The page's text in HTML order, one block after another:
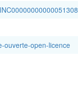
ouverte-open-licence